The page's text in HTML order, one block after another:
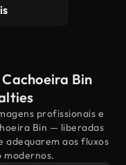
Bin
profissionais e
Bin — liberadas
adequarem aos fluxos
modernos.